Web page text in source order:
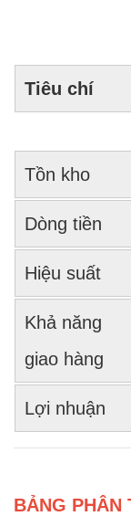
Tiêu chí
Tồn kho
Dòng tiền
Hiệu suất
Khả năng
giao hàng
Lợi nhuận
BẢNG PHÂN